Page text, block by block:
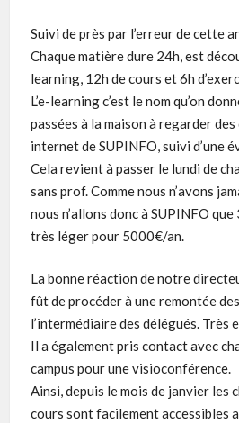
Suivi de près par l’erreur de cette
Chaque matière dure 24h, est
learning, 12h de cours et 6h
L’e-learning c’est le nom qu’on
passées à la maison à regarder
internet de SUPINFO, suivi d’une
Cela revient à passer le lundi de
sans prof. Comme nous n’avons
nous n’allons donc à SUPINFO
très léger pour 5000€/an.
La bonne réaction de notre
fût de procéder à une remontée
l’intermédiaire des délégués. Très
Il a également pris contact avec
campus pour une visioconférence.
Ainsi, depuis le mois de janvier les
cours sont facilement accessibles